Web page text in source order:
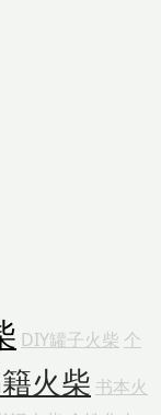
DIY罐子火柴 个
火柴 书本火